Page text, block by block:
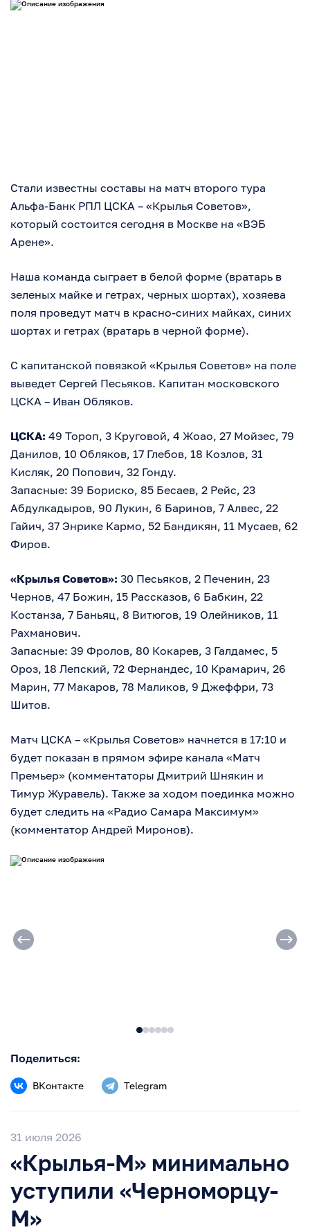
Стали известны составы на матч второго тура
Альфа-Банк РПЛ ЦСКА – «Крылья Советов»,
который состоится сегодня в Москве на «ВЭБ
Арене».
Наша команда сыграет в белой форме (вратарь в
зеленых майке и гетрах, черных шортах), хозяева
поля проведут матч в красно-синих майках, синих
шортах и гетрах (вратарь в черной форме).
С капитанской повязкой «Крылья Советов» на поле
выведет Сергей Песьяков. Капитан московского
ЦСКА – Иван Обляков.
ЦСКА: 49 Тороп, 3 Круговой, 4 Жоао, 27 Мойзес, 79
Данилов, 10 Обляков, 17 Глебов, 18 Козлов, 31
Кисляк, 20 Попович, 32 Гонду.
Запасные: 39 Бориско, 85 Бесаев, 2 Рейс, 23
Абдулкадыров, 90 Лукин, 6 Баринов, 7 Алвес, 22
Гайич, 37 Энрике Кармо, 52 Бандикян, 11 Мусаев, 62
Фиров.
«Крылья Советов»: 30 Песьяков, 2 Печенин, 23
Чернов, 47 Божин, 15 Рассказов, 6 Бабкин, 22
Костанза, 7 Баньяц, 8 Витюгов, 19 Олейников, 11
Рахманович.
Запасные: 39 Фролов, 80 Кокарев, 3 Галдамес, 5
Ороз, 18 Лепский, 72 Фернандес, 10 Крамарич, 26
Марин, 77 Макаров, 78 Маликов, 9 Джеффри, 73
Шитов.
Матч ЦСКА – «Крылья Советов» начнется в 17:10 и
будет показан в прямом эфире канала «Матч
Премьер» (комментаторы Дмитрий Шнякин и
Тимур Журавель). Также за ходом поединка можно
будет следить на «Радио Самара Максимум»
(комментатор Андрей Миронов).
Поделиться:
ВКонтакте Telegram
31 июля 2026
«Крылья-М» минимально
уступили «Черноморцу-
М»